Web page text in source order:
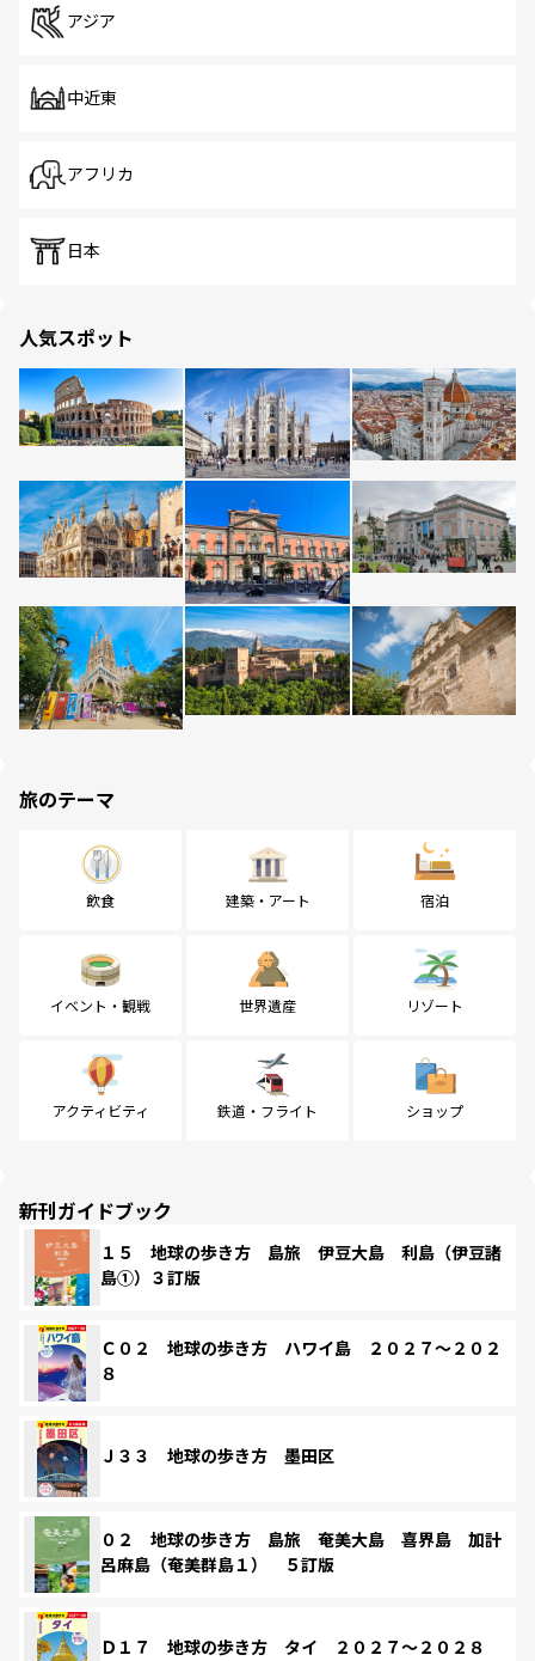
アジア
中近東
アフリカ
日本
人気スポット
旅のテーマ
飲食 建築・アート 宿泊
イベント・観戦 世界遺産 リゾート
アクティビティ 鉄道・フライト ショップ
新刊ガイドブック
１５ 地球の歩き方 島旅 伊豆大島 利島（伊豆諸
島①）３訂版
Ｃ０２ 地球の歩き方 ハワイ島 ２０２７～２０２
８
Ｊ３３ 地球の歩き方 墨田区
０２ 地球の歩き方 島旅 奄美大島 喜界島 加計
呂麻島（奄美群島１） ５訂版
Ｄ１７ 地球の歩き方 タイ ２０２７～２０２８